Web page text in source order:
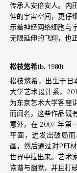
传承人安倍安人。内
伸的宇宙空间，更仔
示着神经网络细胞与
无限延伸的飞翔，也
松枝悠希(b. 1980)
松枝悠希，出生于日
大学艺术设计系，
为东京艺术大学客座
而闻名，这些作品既
意外，在 2007 年第
平面，迸发出破局
画，然后通过对PET
世界中拉出来。艺术
诙谐与幽默，并且打